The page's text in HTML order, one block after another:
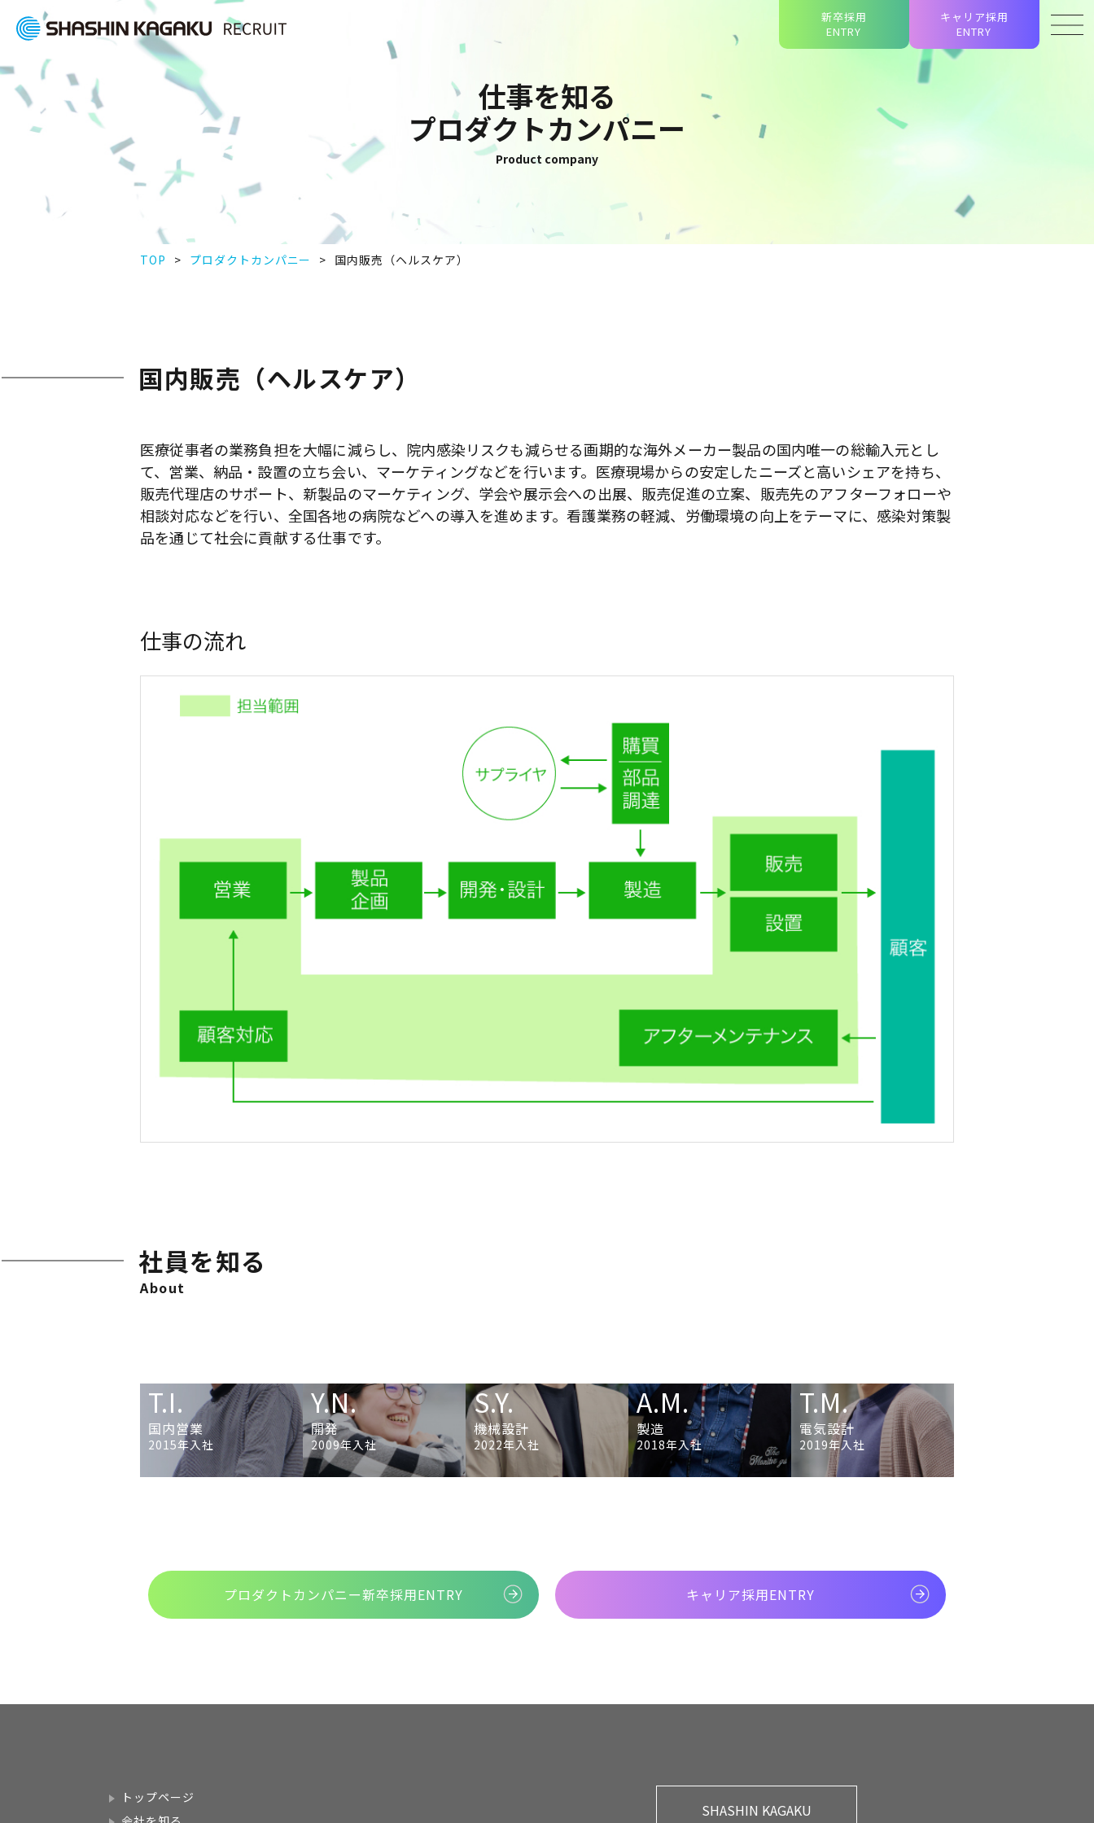
新卒採用
ENTRY
キャリア採用
ENTRY
仕事を知る
プロダクトカンパニー
Product company
TOP プロダクトカンパニー 国内販売（ヘルスケア）
国内販売（ヘルスケア）
医療従事者の業務負担を大幅に減らし、院内感染リスクも減らせる画期的な海外メーカー製品の国内唯一の総輸入元とし
て、営業、納品・設置の立ち会い、マーケティングなどを行います。医療現場からの安定したニーズと高いシェアを持ち、
販売代理店のサポート、新製品のマーケティング、学会や展示会への出展、販売促進の立案、販売先のアフターフォローや
相談対応などを行い、全国各地の病院などへの導入を進めます。看護業務の軽減、労働環境の向上をテーマに、感染対策製
品を通じて社会に貢献する仕事です。
仕事の流れ
社員を知る
About
T.I.
国内営業
2015年入社
Y.N.
開発
2009年入社
S.Y.
機械設計
2022年入社
A.M.
製造
2018年入社
T.M.
電気設計
2019年入社
プロダクトカンパニー新卒採用ENTRY キャリア採用ENTRY
トップページ
SHASHIN KAGAKU